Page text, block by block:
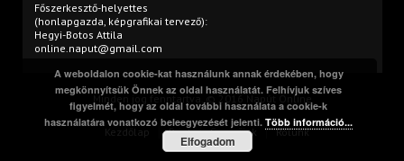
Főszerkesztő-helyettes
(honlapgazda, képgrafikai tervező):
Hegyi-Botos Attila
online.naput@gmail.com
Minden jog fenntartva. © 2016 Napút Online
Kezdőlap Print Szerzőink Rólunk
A weboldalon cookie-kat használunk annak érdekében, hogy
megkönnyítsük Önnek az oldal használatát. Felhívjuk szíves
figyelmét, hogy az oldal további használata a cookie-k
használatára vonatkozó beleegyezését jelenti.Több információ...
Elfogadom